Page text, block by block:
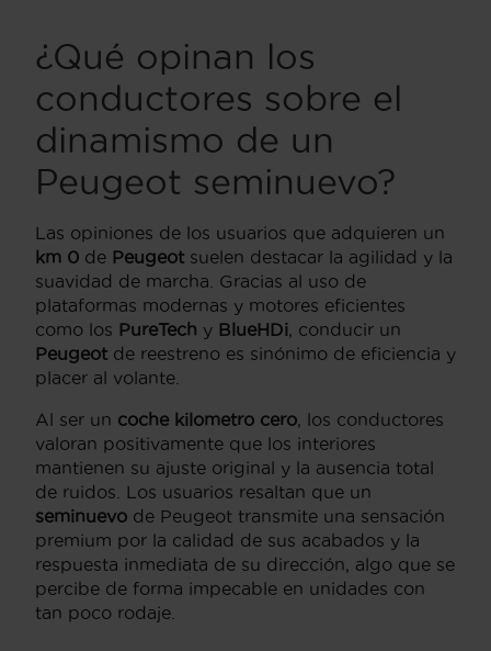
¿Qué opinan los
conductores sobre el
dinamismo de un
Peugeot seminuevo?
Las opiniones de los usuarios que adquieren un
km 0 de Peugeot suelen destacar la agilidad y la
suavidad de marcha. Gracias al uso de
plataformas modernas y motores eficientes
como los PureTech y BlueHDi , conducir un
Peugeot de reestreno es sinónimo de eficiencia y
placer al volante.
Al ser un coche kilometro cero , los conductores
valoran positivamente que los interiores
mantienen su ajuste original y la ausencia total
de ruidos. Los usuarios resaltan que un
seminuevo de Peugeot transmite una sensación
premium por la calidad de sus acabados y la
respuesta inmediata de su dirección, algo que se
percibe de forma impecable en unidades con
tan poco rodaje.